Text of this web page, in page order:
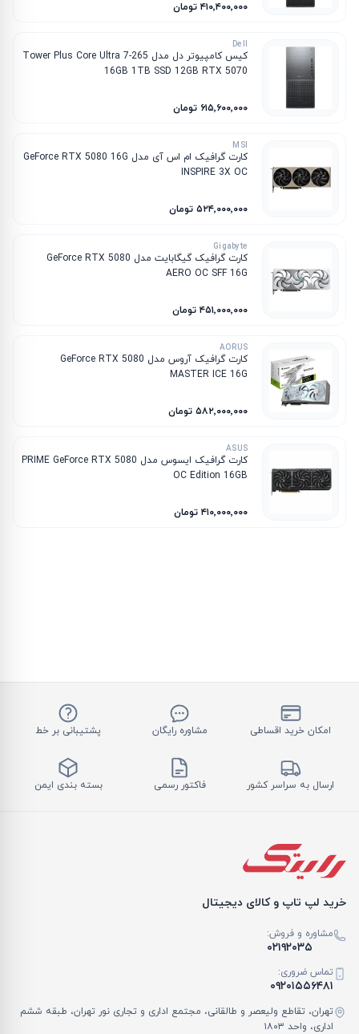
۴۱۰٬۴۰۰٬۰۰۰ تومان
Dell
کیس کامپیوتر دل مدل Tower Plus Core Ultra 7-265
16GB 1TB SSD 12GB RTX 5070
۶۱۵٬۶۰۰٬۰۰۰ تومان
MSI
کارت گرافیک ام‌ اس‌ آی مدل GeForce RTX 5080 16G
INSPIRE 3X OC
۵۲۴٬۰۰۰٬۰۰۰ تومان
Gigabyte
کارت گرافیک گیگابایت مدل GeForce RTX 5080
AERO OC SFF 16G
۴۵۱٬۰۰۰٬۰۰۰ تومان
AORUS
کارت گرافیک آروس مدل GeForce RTX 5080
MASTER ICE 16G
۵۸۲٬۰۰۰٬۰۰۰ تومان
ASUS
کارت گرافیک ایسوس مدل PRIME GeForce RTX 5080
OC Edition 16GB
۴۱۰٬۰۰۰٬۰۰۰ تومان
امکان خرید اقساطی مشاوره رایگان پشتیبانی بر خط
ارسال به سراسر کشور فاکتور رسمی بسته بندی ایمن
خرید لپ تاپ و کالای دیجیتال
مشاوره و فروش:
۰۲۱۹۲۰۳۵
تماس ضروری:
۰۹۲۰۱۵۵۶۴۸۱
تهران، تقاطع ولیعصر و طالقانی، مجتمع اداری و تجاری نور تهران، طبقه ششم
اداری، واحد ۱۸۰۳